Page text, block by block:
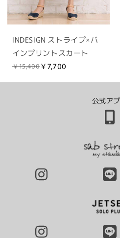
INDESIGN ストライプ×バ
インプリントスカート
￥15,400￥7,700
公式ア